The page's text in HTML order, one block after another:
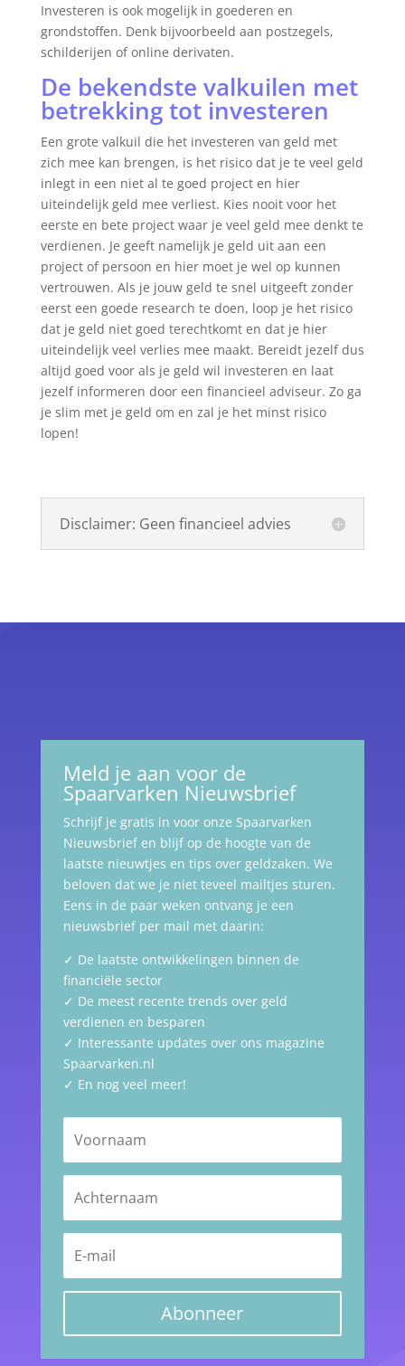
Investeren is ook mogelijk in goederen en
grondstoffen. Denk bijvoorbeeld aan postzegels,
schilderijen of online derivaten.
De bekendste valkuilen met
betrekking tot investeren
Een grote valkuil die het investeren van geld met
zich mee kan brengen, is het risico dat je te veel geld
inlegt in een niet al te goed project en hier
uiteindelijk geld mee verliest. Kies nooit voor het
eerste en bete project waar je veel geld mee denkt te
verdienen. Je geeft namelijk je geld uit aan een
project of persoon en hier moet je wel op kunnen
vertrouwen. Als je jouw geld te snel uitgeeft zonder
eerst een goede research te doen, loop je het risico
dat je geld niet goed terechtkomt en dat je hier
uiteindelijk veel verlies mee maakt. Bereidt jezelf dus
altijd goed voor als je geld wil investeren en laat
jezelf informeren door een financieel adviseur. Zo ga
je slim met je geld om en zal je het minst risico
lopen!
Disclaimer: Geen financieel advies
Meld je aan voor de
Spaarvarken Nieuwsbrief
Schrijf je gratis in voor onze Spaarvarken
Nieuwsbrief en blijf op de hoogte van de
laatste nieuwtjes en tips over geldzaken. We
beloven dat we je niet teveel mailtjes sturen.
Eens in de paar weken ontvang je een
nieuwsbrief per mail met daarin:
✓ De laatste ontwikkelingen binnen de
financiële sector
✓ De meest recente trends over geld
verdienen en besparen
✓ Interessante updates over ons magazine
Spaarvarken.nl
✓ En nog veel meer!
Abonneer